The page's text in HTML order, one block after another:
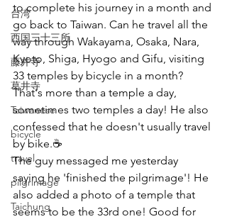
台湾
西国三十三所
藤井寺
葛井寺
Taiwanese
bicycle
travel
pilgrimage
Taichung
to complete his journey in a month and
go back to Taiwan. Can he travel all the
way through Wakayama, Osaka, Nara,
Kyoto, Shiga, Hyogo and Gifu, visiting
33 temples by bicycle in a month?
That's more than a temple a day,
sometimes two temples a day! He also
confessed that he doesn't usually travel
by bike.☕
The guy messaged me yesterday
saying he 'finished the pilgrimage'! He
also added a photo of a temple that
seems to be the 33rd one! Good for